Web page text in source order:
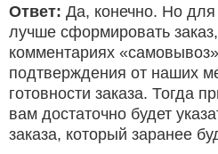
Ответ: Да, конечно. Но
лучше сформировать заказ,
комментариях
подтверждения от наших
готовности заказа. Тогда
вам достаточно будет
заказа, который заранее